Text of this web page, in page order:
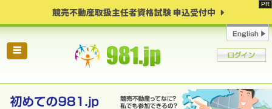
競売不動産取扱主任者資格試験 申込受付中
☰